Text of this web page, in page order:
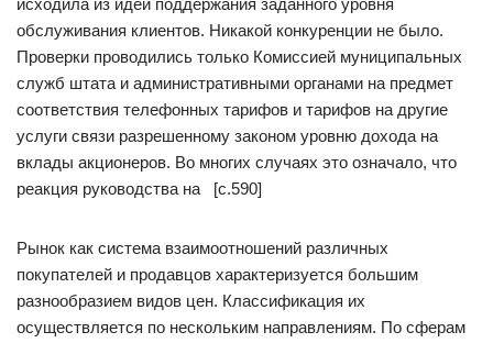
исходила из идеи поддержания заданного уровня
обслуживания клиентов. Никакой конкуренции не было.
Проверки проводились только Комиссией муниципальных
служб штата и административными органами на предмет
соответствия телефонных тарифов и тарифов на другие
услуги связи разрешенному законом уровню дохода на
вклады акционеров. Во многих случаях это означало, что
реакция руководства на [c.590]
Рынок как система взаимоотношений различных
покупателей и продавцов характеризуется большим
разнообразием видов цен. Классификация их
осуществляется по нескольким направлениям. По сферам